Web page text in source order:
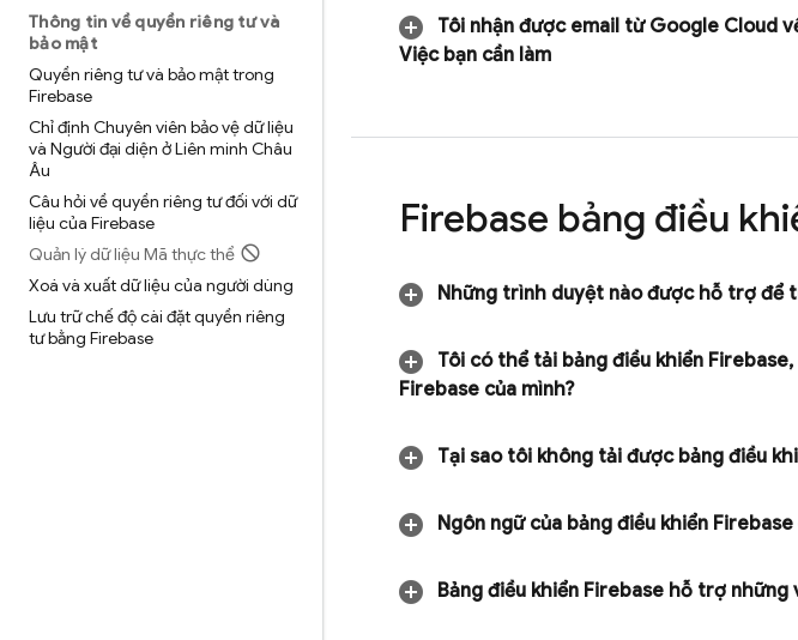
Thông tin về quyền riêng tư và
bảo mật
Quyền riêng tư và bảo mật trong
Firebase
Chỉ định Chuyên viên bảo vệ dữ liệu
và Người đại diện ở Liên minh Châu
Âu
Câu hỏi về quyền riêng tư đối với dữ
liệu của Firebase
Quản lý dữ liệu Mã thực thể
Xoá và xuất dữ liệu của người dùng
Lưu trữ chế độ cài đặt quyền riêng
tư bằng Firebase
Tôi nhận được email từ Google Cloud
Việc bạn cần làm
Firebase bảng điều
Những trình duyệt nào được hỗ trợ để
Tôi có thể tải bảng điều khiển Firebase,
Firebase của mình?
Tại sao tôi không tải được bảng điều
Ngôn ngữ của bảng điều khiển Firebase
Bảng điều khiển Firebase hỗ trợ những